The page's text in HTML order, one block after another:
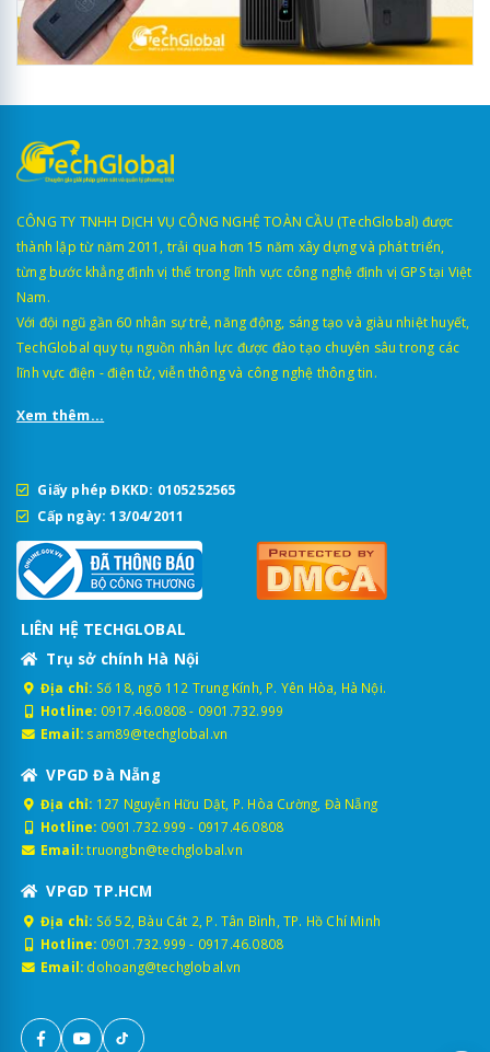
CÔNG TY TNHH DỊCH VỤ CÔNG NGHỆ TOÀN CẦU (TechGlobal) được
thành lập từ năm 2011, trải qua hơn 15 năm xây dựng và phát triển,
từng bước khẳng định vị thế trong lĩnh vực công nghệ định vị GPS tại Việt
Nam.
Với đội ngũ gần 60 nhân sự trẻ, năng động, sáng tạo và giàu nhiệt huyết,
TechGlobal quy tụ nguồn nhân lực được đào tạo chuyên sâu trong các
lĩnh vực điện - điện tử, viễn thông và công nghệ thông tin.
Xem thêm...
Giấy phép ĐKKD: 0105252565
Cấp ngày: 13/04/2011
LIÊN HỆ TECHGLOBAL
Trụ sở chính Hà Nội
Địa chỉ: Số 18, ngõ 112 Trung Kính, P. Yên Hòa, Hà Nội.
Hotline: 0917.46.0808- 0901.732.999
Email: sam89@techglobal.vn
VPGD Đà Nẵng
Địa chỉ: 127 Nguyễn Hữu Dật, P. Hòa Cường, Đà Nẵng
Hotline: 0901.732.999 - 0917.46.0808
Email: truongbn@techglobal.vn
VPGD TP.HCM
Địa chỉ: Số 52, Bàu Cát 2, P. Tân Bình, TP. Hồ Chí Minh
Hotline: 0901.732.999 - 0917.46.0808
Email: dohoang@techglobal.vn